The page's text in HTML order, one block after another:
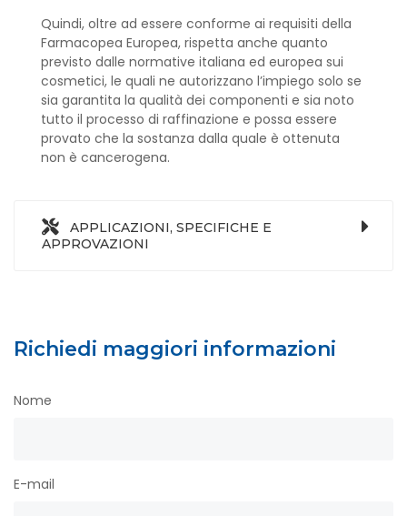
Quindi, oltre ad essere conforme ai requisiti della
Farmacopea Europea, rispetta anche quanto
previsto dalle normative italiana ed europea sui
cosmetici, le quali ne autorizzano l’impiego solo se
sia garantita la qualità dei componenti e sia noto
tutto il processo di raffinazione e possa essere
provato che la sostanza dalla quale è ottenuta
non è cancerogena.
APPLICAZIONI, SPECIFICHE E
APPROVAZIONI
Richiedi maggiori informazioni
Nome
E-mail